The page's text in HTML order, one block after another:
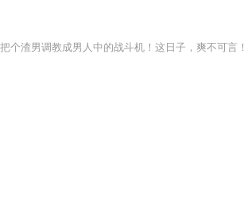
个渣男调教成男人中的战斗机！这日子，爽不可言！